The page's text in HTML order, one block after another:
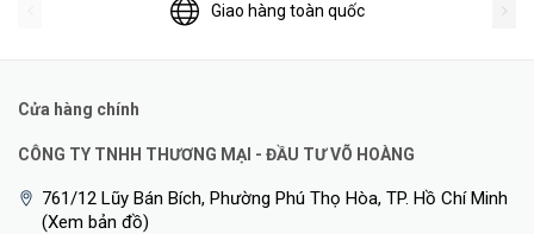
Giao hàng toàn quốc
Cửa hàng chính
CÔNG TY TNHH THƯƠNG MẠI - ĐẦU TƯ VÕ HOÀNG
761/12 Lũy Bán Bích, Phường Phú Thọ Hòa, TP. Hồ Chí Minh
(Xem bản đồ)